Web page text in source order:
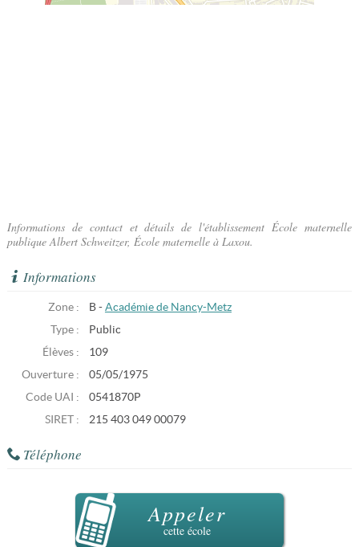
Informations de contact et détails de l'établissement École maternelle
publique Albert Schweitzer, École maternelle à Laxou.
Informations
Zone : B - Académie de Nancy-Metz
Type :
Public
Élèves :
109
Ouverture :
05/05/1975
Code UAI :
0541870P
SIRET :
215 403 049 00079
Téléphone
Appeler
cette école